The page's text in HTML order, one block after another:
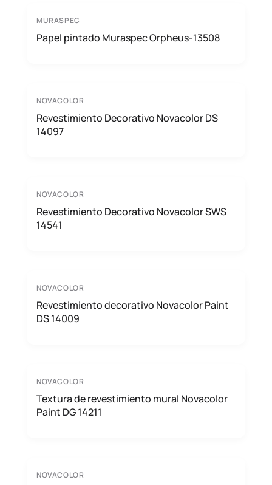
MURASPEC
Papel pintado Muraspec Orpheus-13508
NOVACOLOR
Revestimiento Decorativo Novacolor DS
14097
NOVACOLOR
Revestimiento Decorativo Novacolor SWS
14541
NOVACOLOR
Revestimiento decorativo Novacolor Paint
DS 14009
NOVACOLOR
Textura de revestimiento mural Novacolor
Paint DG 14211
NOVACOLOR